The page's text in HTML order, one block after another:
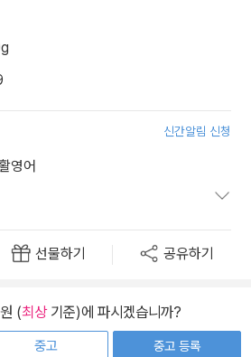
신간알림 신청
영어
선물하기 공유하기
원 (최상기준)에 파시겠습니까?
중고
중고 등록